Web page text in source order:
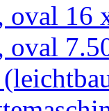
oval 16
oval